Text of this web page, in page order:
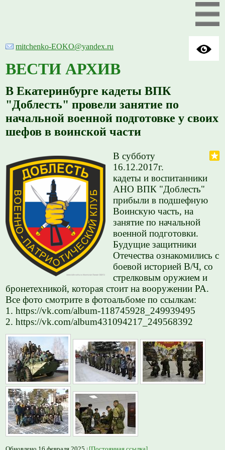
mitchenko-EOKO@yandex.ru
ВЕСТИ АРХИВ
В Екатеринбурге кадеты ВПК
"Доблесть" провели занятие по
начальной военной подготовке у своих
шефов в воинской части
В субботу
16.12.2017г.
кадеты и воспитанники
АНО ВПК "Доблесть"
прибыли в подшефную
Воинскую часть, на
занятие по начальной
военной подготовки.
Будущие защитники
Отечества ознакомились с
боевой историей В/Ч, со
стрелковым оружием и
бронетехникой, которая стоит на вооружении РА.
Все фото смотрите в фотоальбоме по ссылкам:
1. https://vk.com/album-118745928_249939495
2. https://vk.com/album431094217_249568392